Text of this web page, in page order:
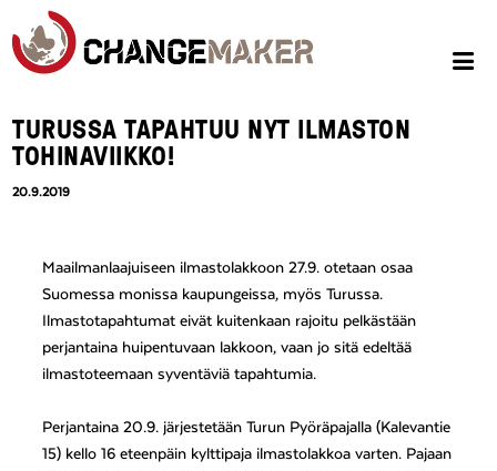
TURUSSA TAPAHTUU NYT ILMASTON
TOHINAVIIKKO!
20.9.2019
Maailmanlaajuiseen ilmastolakkoon 27.9. otetaan osaa
Suomessa monissa kaupungeissa, myös Turussa.
Ilmastotapahtumat eivät kuitenkaan rajoitu pelkästään
perjantaina huipentuvaan lakkoon, vaan jo sitä edeltää
ilmastoteemaan syventäviä tapahtumia.
Perjantaina 20.9. järjestetään Turun Pyöräpajalla (Kalevantie
15) kello 16 eteenpäin kylttipaja ilmastolakkoa varten. Pajaan